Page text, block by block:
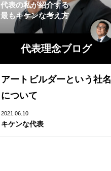
代表の私が紹介する
最もキケンな考え方
代表理念ブログ
アートビルダーという社名
について
2021.06.10
キケンな代表